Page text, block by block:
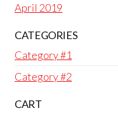
April 2019
CATEGORIES
Category #1
Category #2
CART